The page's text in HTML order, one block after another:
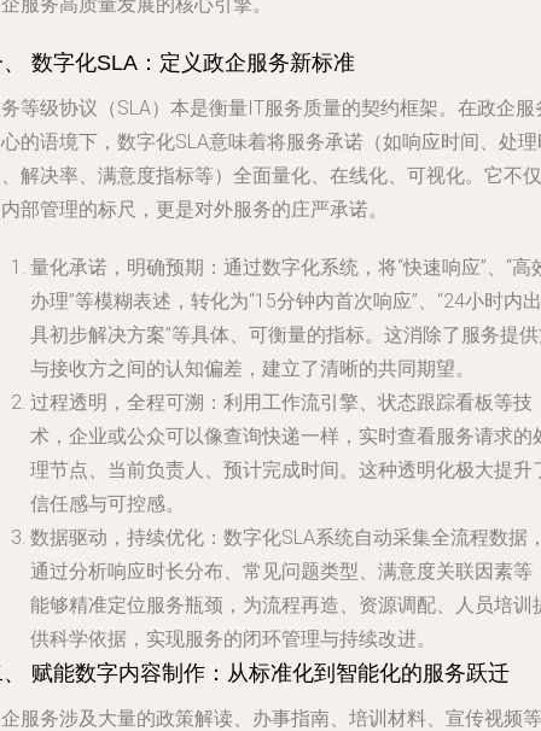
数字化SLA：定义政企服务新标准
等级协议（SLA）本是衡量IT服务质量的契约框架。在政企服
的语境下，数字化SLA意味着将服务承诺（如响应时间、处
解决率、满意度指标等）全面量化、在线化、可视化。它不仅
部管理的标尺，更是对外服务的庄严承诺。
量化承诺，明确预期 ：通过数字化系统，将“快速响应”、“高
办理”等模糊表述，转化为“15分钟内首次响应”、“24小时内出
具初步解决方案”等具体、可衡量的指标。这消除了服务提
与接收方之间的认知偏差，建立了清晰的共同期望。
过程透明，全程可溯 ：利用工作流引擎、状态跟踪看板等技
术，企业或公众可以像查询快递一样，实时查看服务请求的
理节点、当前负责人、预计完成时间。这种透明化极大提升
信任感与可控感。
数据驱动，持续优化 ：数字化SLA系统自动采集全流程数据
通过分析响应时长分布、常见问题类型、满意度关联因素等
能够精准定位服务瓶颈，为流程再造、资源调配、人员培训
供科学依据，实现服务的闭环管理与持续改进。
赋能数字内容制作：从标准化到智能化的服务跃迁
服务涉及大量的政策解读、办事指南、培训材料、宣传视频等